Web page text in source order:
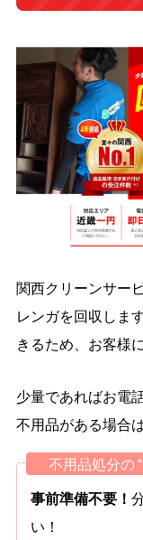
関西クリーンサー
レンガを回収しま
きるため、お客様
少量であればお電
不用品がある場合
不用品処分の
事前準備不要！
い！